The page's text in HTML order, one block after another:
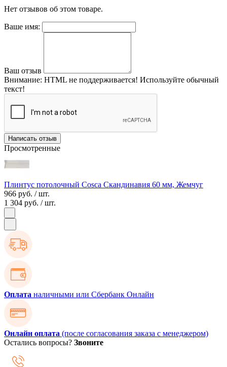
Нет отзывов об этом товаре.
Ваше имя:
Ваш отзыв
Внимание: HTML не поддерживается! Используйте обычный
текст!
Написать отзыв
Просмотренные
Плинтус потолочный Cosca Скандинавия 60 мм, Жемчуг
966 руб. / шт.
1 304 руб. / шт.
Оплата наличными или Сбербанк Онлайн
Онлайн оплата (после согласования заказа с менеджером)
Остались вопросы? Звоните